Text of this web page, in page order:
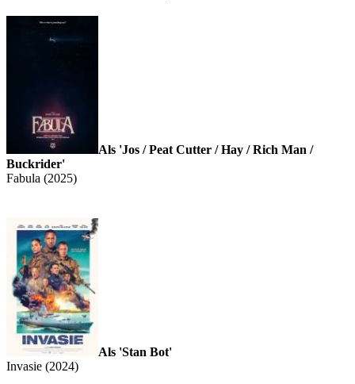
Als 'Jos / Peat Cutter / Hay / Rich Man /
Buckrider'
Fabula (2025)
Als 'Stan Bot'
Invasie (2024)